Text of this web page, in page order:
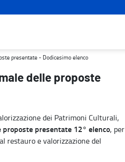
elenco - Turismo e cultura
presentate - Dodicesimo elenco
delle proposte
dei Patrimoni Culturali,
presentate 12° elenco, per
restauro e valorizzazione del